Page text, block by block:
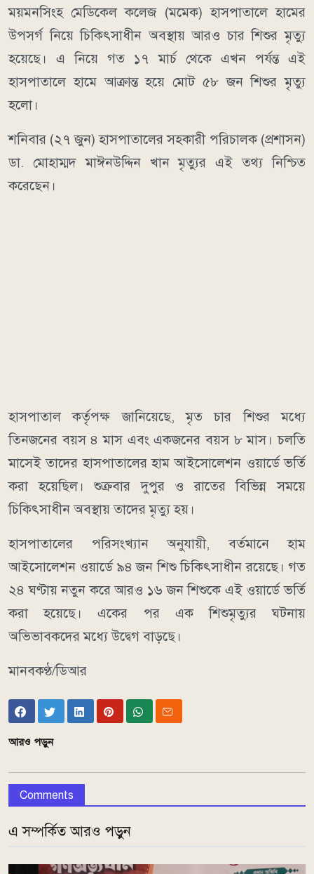
ময়মনসিংহ মেডিকেল কলেজ (মমেক) হাসপাতালে হামের
উপসর্গ নিয়ে চিকিৎসাধীন অবস্থায় আরও চার শিশুর মৃত্যু
হয়েছে। এ নিয়ে গত ১৭ মার্চ থেকে এখন পর্যন্ত এই
হাসপাতালে হামে আক্রান্ত হয়ে মোট ৫৮ জন শিশুর মৃত্যু
হলো।
শনিবার (২৭ জুন) হাসপাতালের সহকারী পরিচালক (প্রশাসন)
ডা. মোহাম্মদ মাঈনউদ্দিন খান মৃত্যুর এই তথ্য নিশ্চিত
করেছেন।
হাসপাতাল কর্তৃপক্ষ জানিয়েছে, মৃত চার শিশুর মধ্যে
তিনজনের বয়স ৪ মাস এবং একজনের বয়স ৮ মাস। চলতি
মাসেই তাদের হাসপাতালের হাম আইসোলেশন ওয়ার্ডে ভর্তি
করা হয়েছিল। শুক্রবার দুপুর ও রাতের বিভিন্ন সময়ে
চিকিৎসাধীন অবস্থায় তাদের মৃত্যু হয়।
হাসপাতালের পরিসংখ্যান অনুযায়ী, বর্তমানে হাম
আইসোলেশন ওয়ার্ডে ৯৪ জন শিশু চিকিৎসাধীন রয়েছে। গত
২৪ ঘণ্টায় নতুন করে আরও ১৬ জন শিশুকে এই ওয়ার্ডে ভর্তি
করা হয়েছে। একের পর এক শিশুমৃত্যুর ঘটনায়
অভিভাবকদের মধ্যে উদ্বেগ বাড়ছে।
মানবকণ্ঠ/ডিআর
আরও পড়ুন
Comments
এ সম্পর্কিত আরও পড়ুন